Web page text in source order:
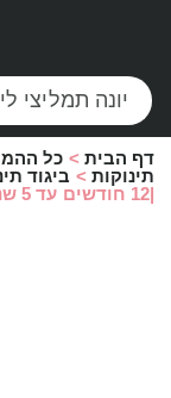
דף הבית > כל
תינוקות > ביגוד
|12 חודשים עד 5 שנים